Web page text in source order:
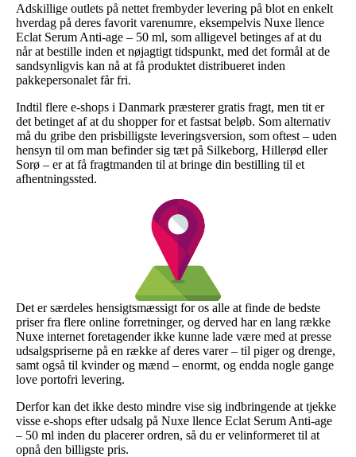
Adskillige outlets på nettet frembyder levering på blot en enkelt
hverdag på deres favorit varenumre, eksempelvis Nuxe llence
Eclat Serum Anti-age – 50 ml, som alligevel betinges af at du
når at bestille inden et nøjagtigt tidspunkt, med det formål at de
sandsynligvis kan nå at få produktet distribueret inden
pakkepersonalet får fri.
Indtil flere e-shops i Danmark præsterer gratis fragt, men tit er
det betinget af at du shopper for et fastsat beløb. Som alternativ
må du gribe den prisbilligste leveringsversion, som oftest – uden
hensyn til om man befinder sig tæt på Silkeborg, Hillerød eller
Sorø – er at få fragtmanden til at bringe din bestilling til et
afhentningssted.
Det er særdeles hensigtsmæssigt for os alle at finde de bedste
priser fra flere online forretninger, og derved har en lang række
Nuxe internet foretagender ikke kunne lade være med at presse
udsalgspriserne på en række af deres varer – til piger og drenge,
samt også til kvinder og mænd – enormt, og endda nogle gange
love portofri levering.
Derfor kan det ikke desto mindre vise sig indbringende at tjekke
visse e-shops efter udsalg på Nuxe llence Eclat Serum Anti-age
– 50 ml inden du placerer ordren, så du er velinformeret til at
opnå den billigste pris.